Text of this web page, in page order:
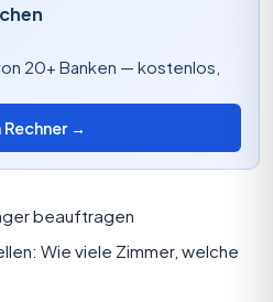
20+ Banken — kostenlos,
Rechner →
beauftragen
Wie viele Zimmer, welche